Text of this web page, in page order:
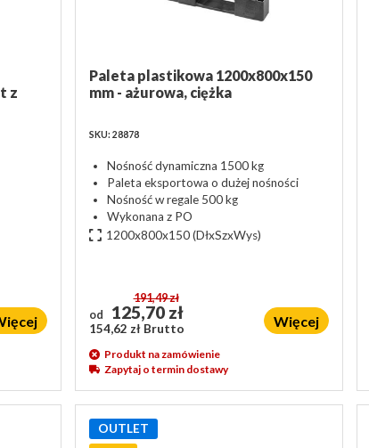
z
Paleta plastikowa 1200x800x150
mm - ażurowa, ciężka
SKU: 28878
Nośność dynamiczna 1500 kg
Paleta eksportowa o dużej nośności
Nośność w regale 500 kg
Wykonana z PO
1200x800x150(DłxSzxWys)
od
191,49 zł
125,70 zł
154,62 zł Brutto Więcej
Produkt na zamówienie
Zapytaj o termin dostawy
OUTLET